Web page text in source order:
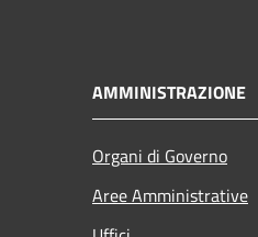
AMMINISTRAZIONE
Organi di Governo
Aree Amministrative